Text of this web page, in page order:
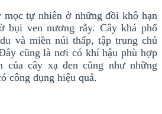
tự nhiên ở những đồi khô hạn
bụi ven nương rẫy. Cây khá phổ
và miền núi thấp, tập trung chủ
cũng là nơi có khí hậu phù hợp
của cây xạ đen cũng như những
công dụng hiệu quả.